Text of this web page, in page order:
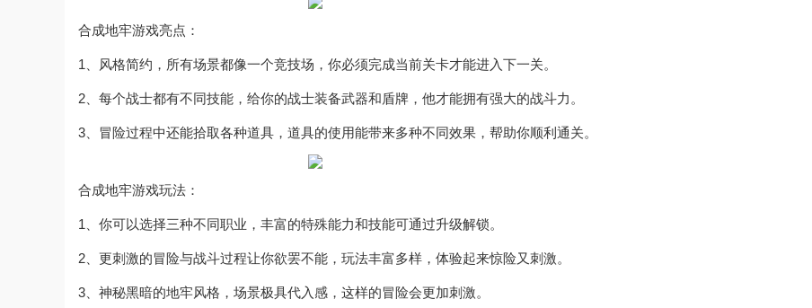
合成地牢游戏亮点：
1、风格简约，所有场景都像一个竞技场，你必须完成当前关卡才能进入下一关。
2、每个战士都有不同技能，给你的战士装备武器和盾牌，他才能拥有强大的战斗力。
3、冒险过程中还能拾取各种道具，道具的使用能带来多种不同效果，帮助你顺利通关。
合成地牢游戏玩法：
1、你可以选择三种不同职业，丰富的特殊能力和技能可通过升级解锁。
2、更刺激的冒险与战斗过程让你欲罢不能，玩法丰富多样，体验起来惊险又刺激。
3、神秘黑暗的地牢风格，场景极具代入感，这样的冒险会更加刺激。